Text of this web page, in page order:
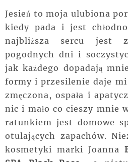
Jesień to moja ulubiona
kiedy pada i jest
najbliższa sercu jest
pogodnych dni i
jak każdego dopadają
formy i przesilenie daje mi
zmęczona, ospała i
nic i mało co cieszy mnie
ratunkiem jest domowe
otulających zapachów.
kosmetyki marki Joanna